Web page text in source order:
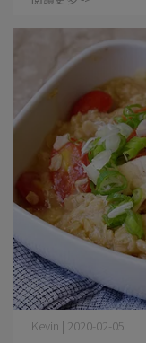
Kevin | 2020-02-05